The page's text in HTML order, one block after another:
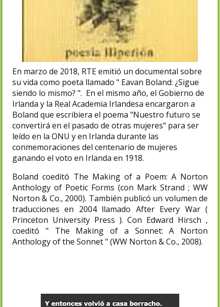
En marzo de 2018, RTE emitió un documental sobre
su vida como poeta llamado " Eavan Boland: ¿Sigue
siendo lo mismo? ". En el mismo año, el Gobierno de
Irlanda y la Real Academia Irlandesa encargaron a
Boland que escribiera el poema "Nuestro futuro se
convertirá en el pasado de otras mujeres" para ser
leído en la ONU y en Irlanda durante las
conmemoraciones del centenario de mujeres
ganando el voto en Irlanda en 1918.
Boland coeditó The Making of a Poem: A Norton
Anthology of Poetic Forms (con Mark Strand ; WW
Norton & Co., 2000). También publicó un volumen de
traducciones en 2004 llamado After Every War (
Princeton University Press ). Con Edward Hirsch ,
coeditó " The Making of a Sonnet: A Norton
Anthology of the Sonnet " (WW Norton & Co., 2008).